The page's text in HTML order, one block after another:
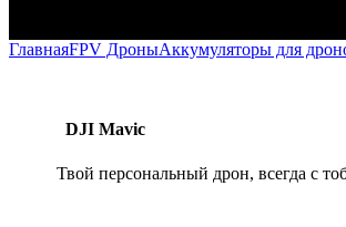
DJI Mavic
Твой персональный дрон, всегда с
ГлавнаяFPV ДроныАккумуляторы для